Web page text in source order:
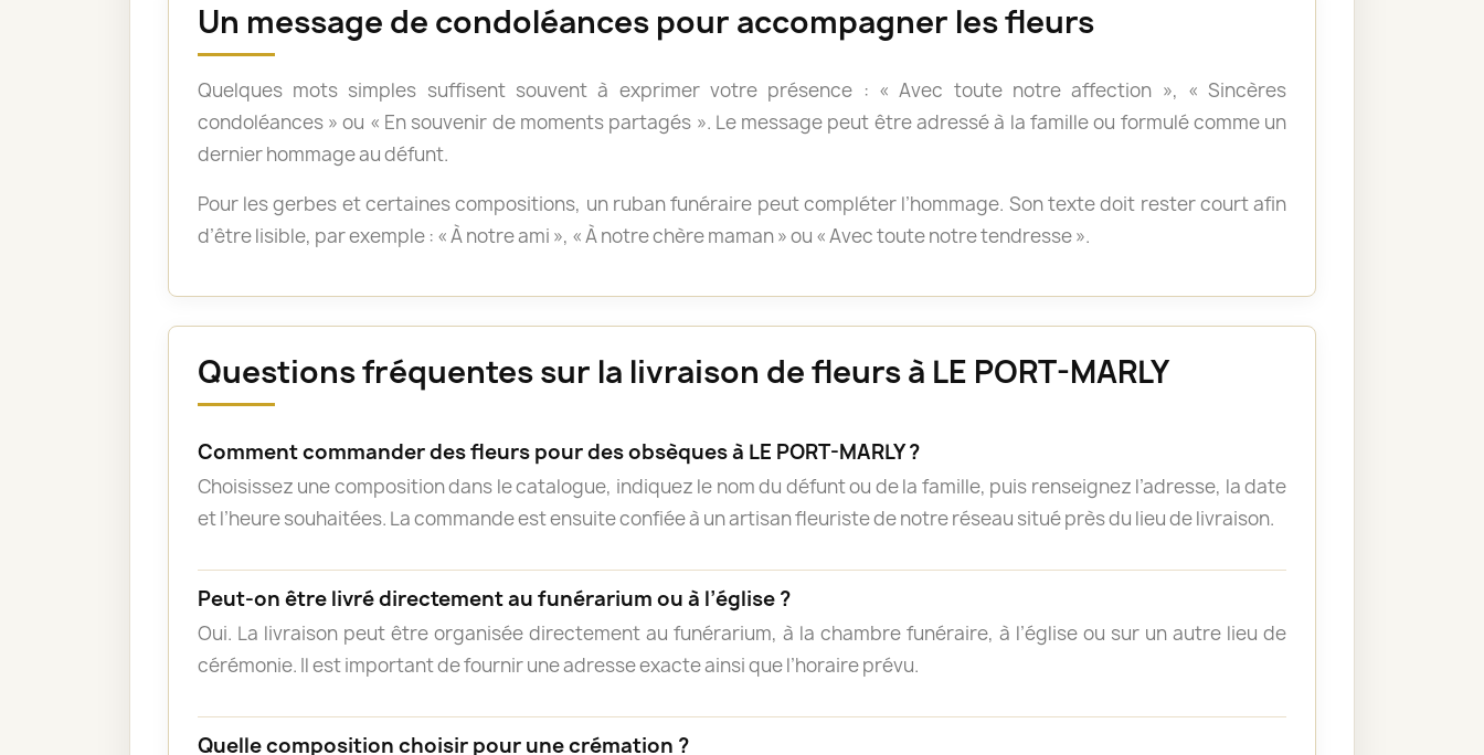
Un message de condoléances pour accompagner les fleurs
Quelques mots simples suffisent souvent à exprimer votre présence : « Avec toute notre affection », « Sincères
condoléances » ou « En souvenir de moments partagés ». Le message peut être adressé à la famille ou formulé comme un
dernier hommage au défunt.
Pour les gerbes et certaines compositions, un ruban funéraire peut compléter l’hommage. Son texte doit rester court afin
d’être lisible, par exemple : « À notre ami », « À notre chère maman » ou « Avec toute notre tendresse ».
Questions fréquentes sur la livraison de fleurs à LE PORT-MARLY
Comment commander des fleurs pour des obsèques à LE PORT-MARLY ?
Choisissez une composition dans le catalogue, indiquez le nom du défunt ou de la famille, puis renseignez l’adresse, la date
et l’heure souhaitées. La commande est ensuite confiée à un artisan fleuriste de notre réseau situé près du lieu de livraison.
Peut-on être livré directement au funérarium ou à l’église ?
Oui. La livraison peut être organisée directement au funérarium, à la chambre funéraire, à l’église ou sur un autre lieu de
cérémonie. Il est important de fournir une adresse exacte ainsi que l’horaire prévu.
Quelle composition choisir pour une crémation ?